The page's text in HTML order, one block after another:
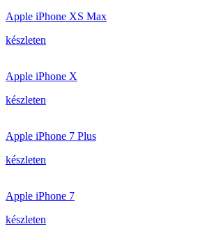
Apple iPhone XS Max
készleten
Apple iPhone X
készleten
Apple iPhone 7 Plus
készleten
Apple iPhone 7
készleten